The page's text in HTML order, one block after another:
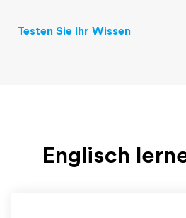
Testen Sie Ihr Wissen
Englisch